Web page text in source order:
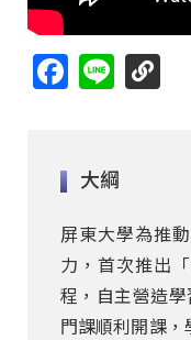
Facebook
Line
大綱
屏東大學為推
力，首次推出
程，自主營造
門課順利開課，